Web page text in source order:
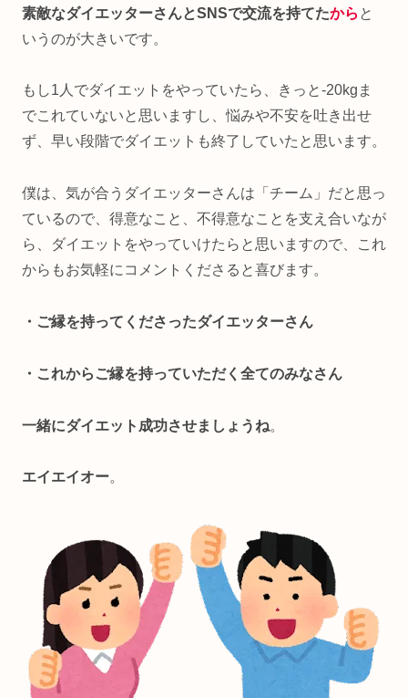
素敵なダイエッターさんとSNSで交流を持てたから と
いうのが大きいです。
もし1人でダイエットをやっていたら、きっと-20kgま
でこれていないと思いますし、悩みや不安を吐き出せ
ず、早い段階でダイエットも終了していたと思います。
僕は、気が合うダイエッターさんは「チーム」だと思っ
ているので、得意なこと、不得意なことを支え合いなが
ら、ダイエットをやっていけたらと思いますので、これ
からもお気軽にコメントくださると喜びます。
・ご縁を持ってくださったダイエッターさん
・これからご縁を持っていただく全てのみなさん
一緒にダイエット成功させましょうね。
エイエイオー。